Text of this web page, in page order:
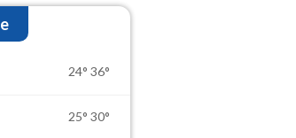
24° 36°
25° 30°